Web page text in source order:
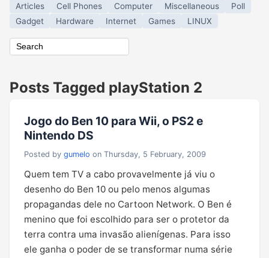
Articles Cell Phones Computer Miscellaneous
Poll
Gadget
Hardware Internet Games LINUX
Posts Tagged playStation 2
Jogo do Ben 10 para Wii, o PS2 e
Nintendo DS
Posted by gumelo on Thursday, 5 February, 2009
Quem tem TV a cabo provavelmente já viu o
desenho do Ben 10 ou pelo menos algumas
propagandas dele no Cartoon Network. O Ben é
menino que foi escolhido para ser o protetor da
terra contra uma invasão alienígenas. Para isso
ele ganha o poder de se transformar numa série